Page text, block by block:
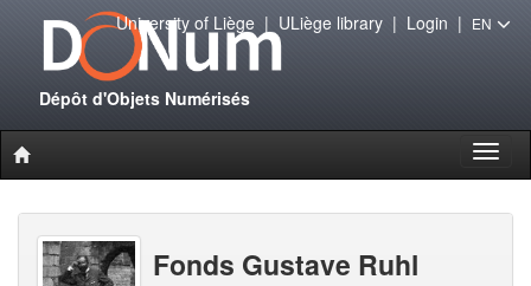
Dépôt d'Objets Numérisés
University of Liège| ULiège library| Login | EN
Fonds Gustave Ruhl